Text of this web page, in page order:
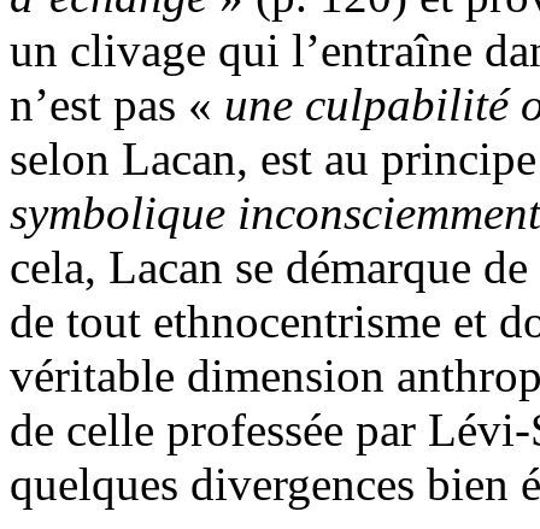
un clivage qui l’entraîne
n’est pas « une culpabilité
selon Lacan, est au
symbolique inconsciemment
cela, Lacan se démarque
de tout ethnocentrisme et
véritable dimension
de celle professée par
quelques divergences bien